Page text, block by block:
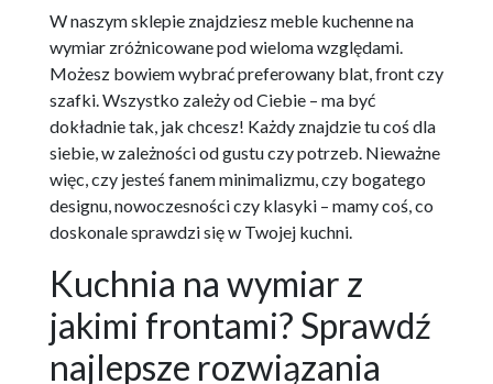
W naszym sklepie znajdziesz meble kuchenne na
wymiar zróżnicowane pod wieloma względami.
Możesz bowiem wybrać preferowany blat, front czy
szafki. Wszystko zależy od Ciebie – ma być
dokładnie tak, jak chcesz! Każdy znajdzie tu coś dla
siebie, w zależności od gustu czy potrzeb. Nieważne
więc, czy jesteś fanem minimalizmu, czy bogatego
designu, nowoczesności czy klasyki – mamy coś, co
doskonale sprawdzi się w Twojej kuchni.
Kuchnia na wymiar z
jakimi frontami? Sprawdź
najlepsze rozwiązania